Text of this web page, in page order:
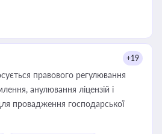
+19
правового регулювання
анулювання ліцензій і
провадження господарської